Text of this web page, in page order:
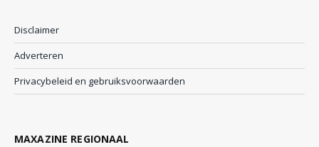
Disclaimer
Adverteren
Privacybeleid en gebruiksvoorwaarden
MAXAZINE REGIONAAL